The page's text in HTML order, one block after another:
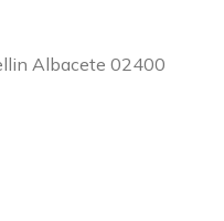
Albacete 02400